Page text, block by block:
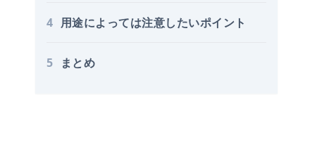
4 用途によっては注意したいポイント
5 まとめ